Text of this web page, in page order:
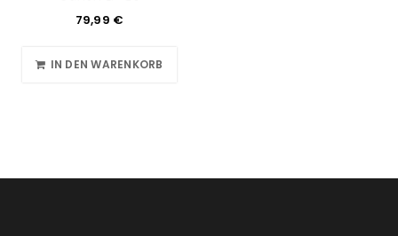
79,99 €
IN DEN WARENKORB